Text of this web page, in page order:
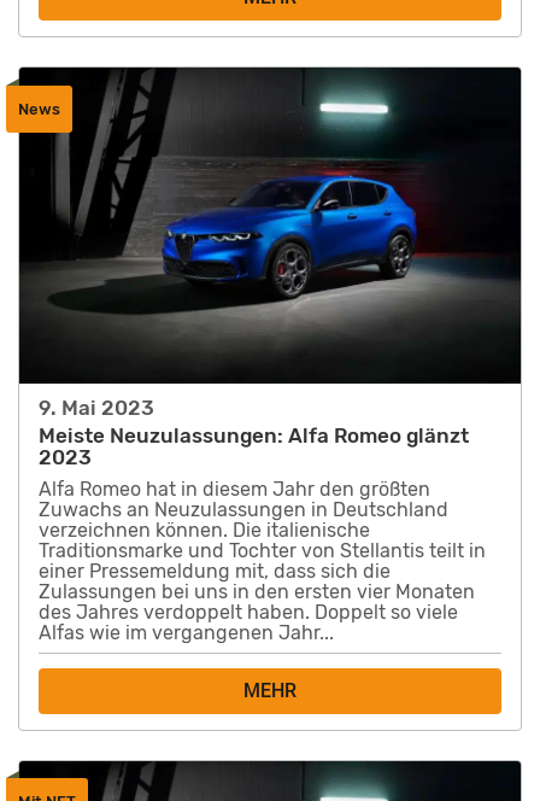
9. Mai 2023
Meiste Neuzulassungen: Alfa Romeo glänzt
2023
Alfa Romeo hat in diesem Jahr den größten
Zuwachs an Neuzulassungen in Deutschland
verzeichnen können. Die italienische
Traditionsmarke und Tochter von Stellantis teilt in
einer Pressemeldung mit, dass sich die
Zulassungen bei uns in den ersten vier Monaten
des Jahres verdoppelt haben. Doppelt so viele
Alfas wie im vergangenen Jahr...
MEHR
News